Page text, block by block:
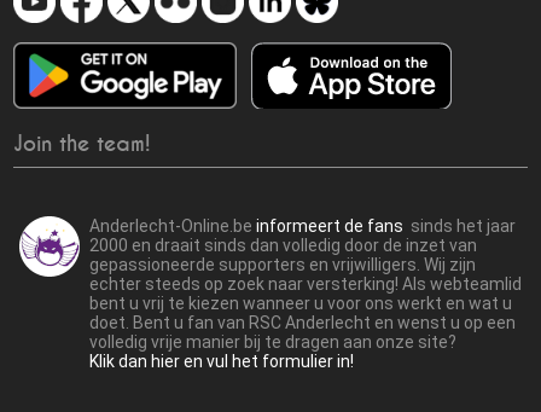
Join the team!
Anderlecht-Online.beinformeert de fans sinds het jaar
2000 en draait sinds dan volledig door de inzet van
gepassioneerde supporters en vrijwilligers. Wij zijn
echter steeds op zoek naar versterking! Als webteamlid
bent u vrij te kiezen wanneer u voor ons werkt en wat u
doet. Bent u fan van RSC Anderlecht en wenst u op een
volledig vrije manier bij te dragen aan onze site?
Klik dan hier en vul het formulier in!